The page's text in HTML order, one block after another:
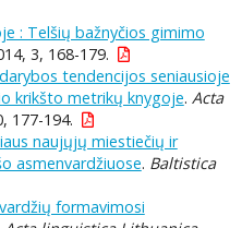
: Telšių bažnyčios gimimo
3, 168-179.
tendencijos seniausioje
krikšto metrikų knygoje. Acta
177-194.
naujųjų miestiečių ir
asmenvardžiuose. Baltistica
formavimosi